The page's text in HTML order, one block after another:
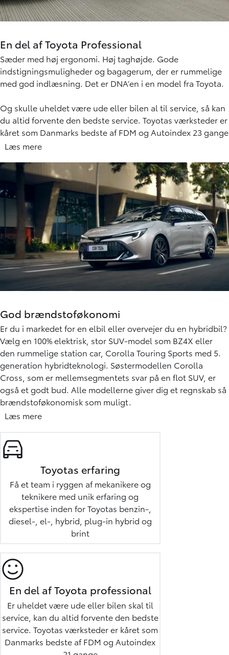
En del af Toyota Professional
Sæder med høj ergonomi. Høj taghøjde. Gode
indstigningsmuligheder og bagagerum, der er rummelige
med god indlæsning. Det er DNA’en i en model fra Toyota.
Og skulle uheldet være ude eller bilen al til service, så kan
du altid forvente den bedste service. Toyotas værksteder er
kåret som Danmarks bedste af FDM og Autoindex 23 gange
i træk.
Læs mere
God brændstoføkonomi
Er du i markedet for en elbil eller overvejer du en hybridbil?
Vælg en 100% elektrisk, stor SUV-model som BZ4X eller
den rummelige station car, Corolla Touring Sports med 5.
generation hybridteknologi. Søstermodellen Corolla
Cross, som er mellemsegmentets svar på en flot SUV, er
også et godt bud. Alle modellerne giver dig et regnskab så
brændstoføkonomisk som muligt.
Læs mere
Toyotas erfaring
Få et team i ryggen af mekanikere og
teknikere med unik erfaring og
ekspertise inden for Toyotas benzin-,
diesel-, el-, hybrid, plug-in hybrid og
brint
En del af Toyota professional
Er uheldet være ude eller bilen skal til
service, kan du altid forvente den bedste
service. Toyotas værksteder er kåret som
Danmarks bedste af FDM og Autoindex